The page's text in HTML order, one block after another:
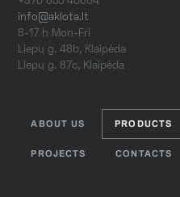
info@aklota.lt
8-17 h Mon-Fri
Liepų g. 48b, Klaipėda
Liepų g. 87c, Klaipėda
ABOUT US PRODUCTS
PROJECTS CONTACTS